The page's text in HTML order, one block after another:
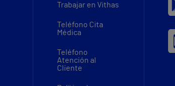
Trabajar en Vithas
Teléfono Cita
Médica
Teléfono
Atención al
Cliente